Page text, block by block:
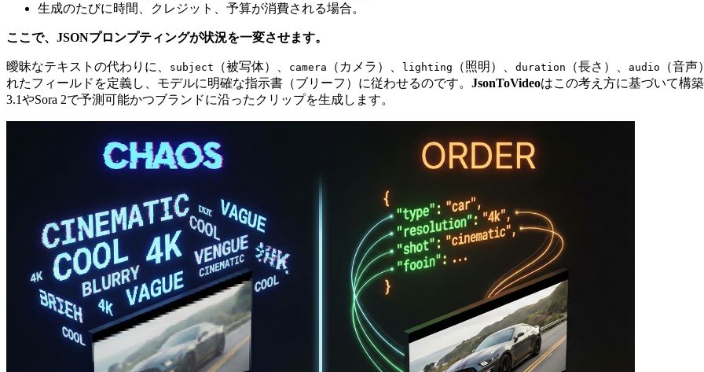
生成のたびに時間、クレジット、予算が消費される場合。
ここで、JSONプロンプティングが状況を一変させます。
曖昧なテキストの代わりに、 subject （被写体）、 camera （カメラ）、 lighting （照明）、 duration （長さ）、 audio （音
れたフィールドを定義し、モデルに明確な指示書（ブリーフ）に従わせるのです。 JsonToVideoはこの考え方に基づいて構築
3.1やSora 2で予測可能かつブランドに沿ったクリップを生成します。